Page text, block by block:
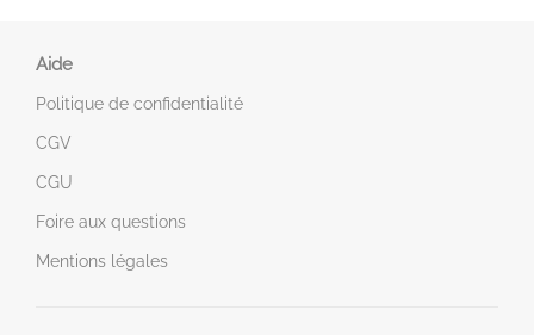
Aide
Politique de confidentialité
CGV
CGU
Foire aux questions
Mentions légales